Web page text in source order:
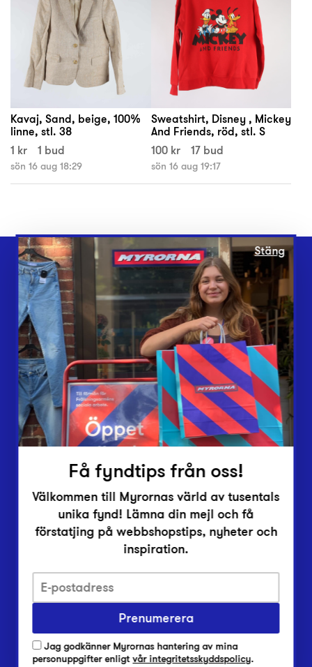
Kavaj, Sand, beige, 100%
linne, stl. 38
1 kr
1 bud
sön 16 aug 18:29
Sweatshirt, Disney , Mickey
And Friends, röd, stl. S
100 kr
17 bud
sön 16 aug 19:17
Webbshop
Butiker
Lämna in
Vårt överskott
Inlämningsplatser
Om Myrorna
Lediga jobb
Pressrum
Integritetsskyddspolicy
Har du frågor om onlineköp, leverans eller retur?
Har du frågor om vår verksamhet?
Vanliga frågor om Myrorna
Stäng
Få fyndtips från oss!
Välkommen till Myrornas värld av tusentals
unika fynd! Lämna din mejl och få
förstatjing på webbshopstips, nyheter och
inspiration.
Prenumerera
Jag godkänner Myrornas hantering av mina
personuppgifter enligtvår integritetsskyddspolicy.